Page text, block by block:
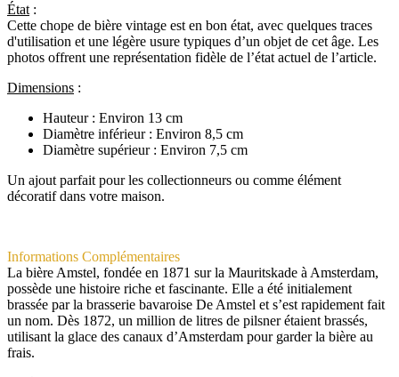
État :
Cette chope de bière vintage est en bon état, avec quelques traces
d'utilisation et une légère usure typiques d’un objet de cet âge. Les
photos offrent une représentation fidèle de l’état actuel de l’article.
Dimensions :
Hauteur : Environ 13 cm
Diamètre inférieur : Environ 8,5 cm
Diamètre supérieur : Environ 7,5 cm
Un ajout parfait pour les collectionneurs ou comme élément
décoratif dans votre maison.
Informations Complémentaires
La bière Amstel, fondée en 1871 sur la Mauritskade à Amsterdam,
possède une histoire riche et fascinante. Elle a été initialement
brassée par la brasserie bavaroise De Amstel et s’est rapidement fait
un nom. Dès 1872, un million de litres de pilsner étaient brassés,
utilisant la glace des canaux d’Amsterdam pour garder la bière au
frais.